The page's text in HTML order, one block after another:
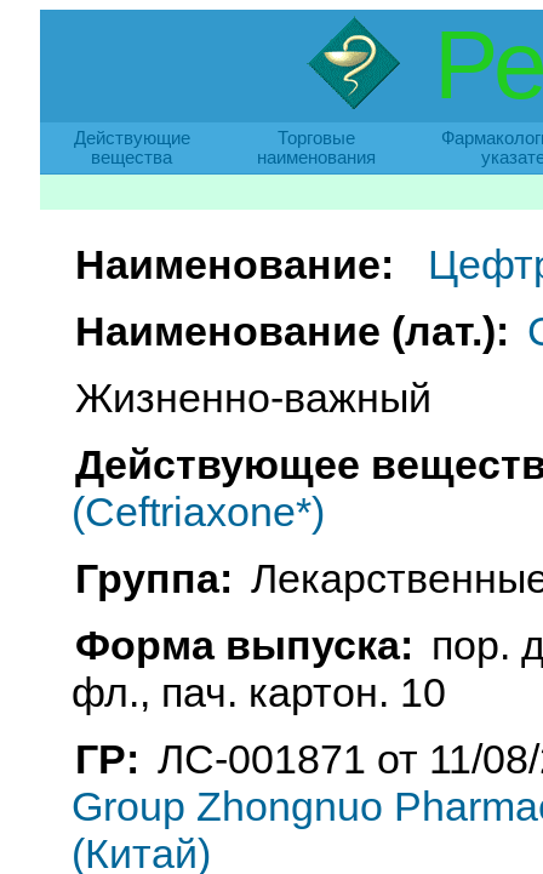
Действующие
вещества
Торговые
наименования
Наименование:
Наименование (лат.):
Жизненно-важный
Действующее
(Ceftriaxone*)
Группа:
Форма выпуска: пор.
фл., пач. картон. 10
ГР: ЛС-001871 от 11/
Group Zhongnuo
(Китай)